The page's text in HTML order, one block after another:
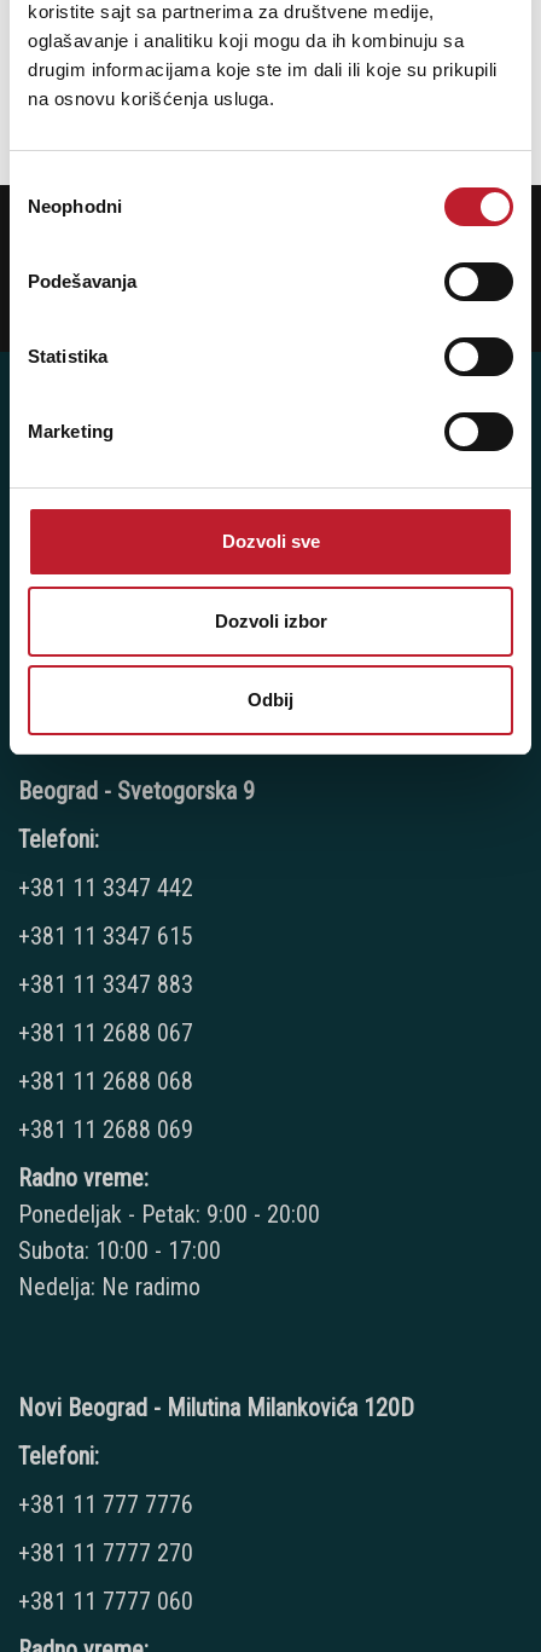
koristite sajt sa partnerima za društvene medije,
oglašavanje i analitiku koji mogu da ih kombinuju sa
drugim informacijama koje ste im dali ili koje su prikupili
na osnovu korišćenja usluga.
Избор
сагласности
Neophodni
Podešavanja
Statistika
Marketing
Dozvoli sve
Dozvoli izbor
Odbij
OBAVESTI ME
Ukupno: 5
POTREBNA VAM JE POMOĆ? POZOVITE NAS!
Prijavi
11103 Beograd, Srbija
Pišite nam: info@player.rs
Pozovite nas: +381 11 33-47-615
Sms/Viber/WhatsApp
060/6470116
NAŠE PRODAVNICE
Beograd - Svetogorska 9
Telefoni:
+381 11 3347 442
+381 11 3347 615
+381 11 3347 883
+381 11 2688 067
+381 11 2688 068
+381 11 2688 069
Radno vreme:
Ponedeljak - Petak: 9:00 - 20:00
Subota: 10:00 - 17:00
Nedelja: Ne radimo
Novi Beograd - Milutina Milankovića 120D
Telefoni:
+381 11 777 7776
+381 11 7777 270
+381 11 7777 060